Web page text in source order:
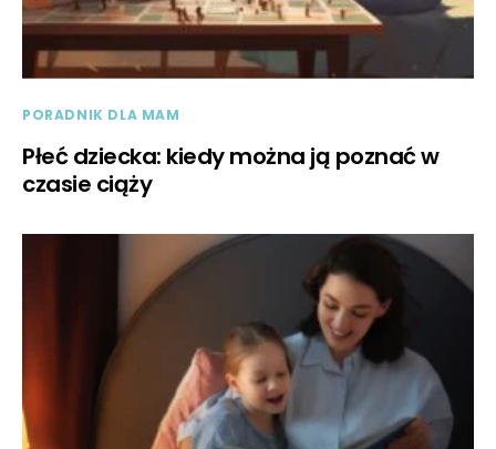
PORADNIK DLA MAM
Płeć dziecka: kiedy można ją poznać w
czasie ciąży